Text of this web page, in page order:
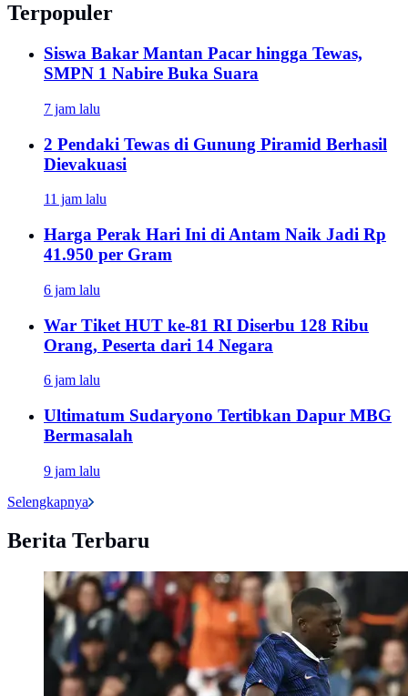
Terpopuler
Siswa Bakar Mantan Pacar hingga Tewas,
SMPN 1 Nabire Buka Suara
7 jam lalu
2 Pendaki Tewas di Gunung Piramid Berhasil
Dievakuasi
11 jam lalu
Harga Perak Hari Ini di Antam Naik Jadi Rp
41.950 per Gram
6 jam lalu
War Tiket HUT ke-81 RI Diserbu 128 Ribu
Orang, Peserta dari 14 Negara
6 jam lalu
Ultimatum Sudaryono Tertibkan Dapur MBG
Bermasalah
9 jam lalu
Selengkapnya
Berita Terbaru